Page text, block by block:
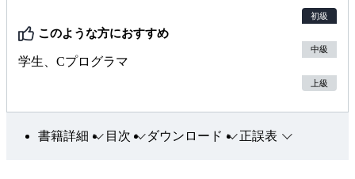
このような方におすすめ
学生、Cプログラマ
初級
中級
上級
書籍詳細 目次 ダウンロード 正誤表